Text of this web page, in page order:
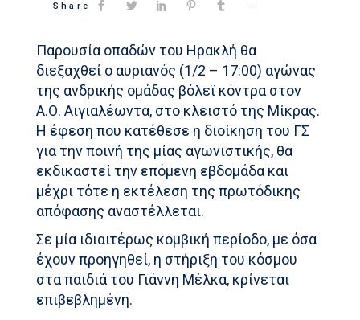
Share
Παρουσία οπαδών του Ηρακλή θα
διεξαχθεί ο αυριανός (1/2 – 17:00) αγώνας
της ανδρικής ομάδας βόλεϊ κόντρα στον
Α.Ο. Αιγιαλέωντα, στο κλειστό της Μίκρας.
Η έφεση που κατέθεσε η διοίκηση του ΓΣ
για την ποινή της μίας αγωνιστικής, θα
εκδικαστεί την επόμενη εβδομάδα και
μέχρι τότε η εκτέλεση της πρωτόδικης
απόφασης αναστέλλεται.
Σε μία ιδιαιτέρως κομβική περίοδο, με όσα
έχουν προηγηθεί, η στήριξη του κόσμου
στα παιδιά του Γιάννη Μέλκα, κρίνεται
επιβεβλημένη.